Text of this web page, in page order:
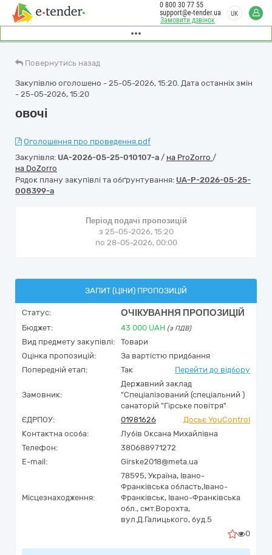
Замовити дзвінок
0 800 30 77 55
support@e-tender.ua
UK
Повернутись назад
Закупівлю оголошено - 25-05-2026, 15:20. Дата останніх змін
- 25-05-2026, 15:20
овочі
Оголошення про проведення.pdf
Закупівля: UA-2026-05-25-010107-a / на ProZorro /
на DoZorro
Рядок плану закупівлі та обґрунтування: UA-P-2026-05-25-
008399-a
Період подачі пропозицій
з 25-05-2026, 15:20
по 28-05-2026, 00:00
ЗАПИТ (ЦІНИ) ПРОПОЗИЦІЙ
Статус: ОЧІКУВАННЯ ПРОПОЗИЦІЙ
Бюджет: 43 000 UAH (з ПДВ)
Вид предмету закупівлі:
Товари
Оцінка пропозицій:
За вартістю придбання
Попередній етап:
Так Перейти до відбору
Замовник:
Державний заклад
"Спеціалізований (спеціальний )
санаторій "Гірське повітря"
ЄДРПОУ:
01981626
Досьє YouControl
Контактна особа:
Лубів Оксана Михайлівна
Телефон:
380688971272
E-mail:
Girske2018@meta.ua
Місцезнаходження:
78595, Україна, Івано-
Франківська область,Івано-
Франківськ, Івано-Франківська
обл., смт.Ворохта,
вул.Д.Галицького, буд.5
0